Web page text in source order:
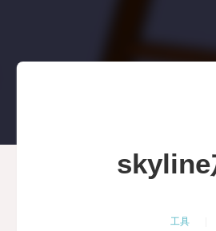
skyline
工具